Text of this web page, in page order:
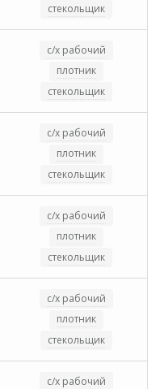
стекольщик
с/х рабочий
плотник
стекольщик
с/х рабочий
плотник
стекольщик
с/х рабочий
плотник
стекольщик
с/х рабочий
плотник
стекольщик
с/х рабочий